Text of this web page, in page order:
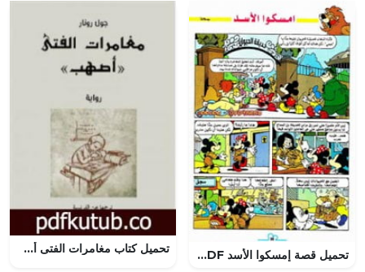
تحميل قصة إمسكوا الأسد PDF للكاتب مجلة ميكى تحميل كتاب مغامرات الفتى أصهب PDF تأليف جول رونار مجانا [كامل]